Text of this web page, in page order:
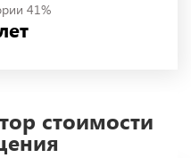
41%
стоимости